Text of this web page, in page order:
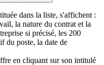
dans la liste, s'affichent :
la nature du contrat et la
si précisé, les 200
du poste, la date de
en cliquant sur son intitulé